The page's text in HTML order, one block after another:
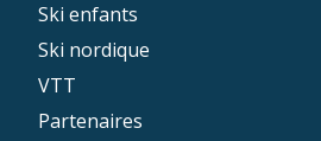
Ski enfants
Ski nordique
VTT
Partenaires